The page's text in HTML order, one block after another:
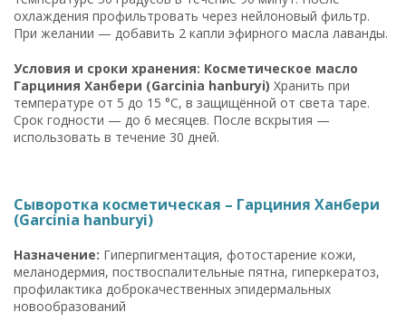
охлаждения профильтровать через нейлоновый фильтр.
При желании — добавить 2 капли эфирного масла лаванды.
Условия и сроки хранения: Косметическое масло
Гарциния Ханбери (Garcinia hanburyi) Хранить при
температуре от 5 до 15 °C, в защищённой от света таре.
Срок годности — до 6 месяцев. После вскрытия —
использовать в течение 30 дней.
Сыворотка косметическая – Гарциния Ханбери
(Garcinia hanburyi)
Назначение: Гиперпигментация, фотостарение кожи,
меланодермия, поствоспалительные пятна, гиперкератоз,
профилактика доброкачественных эпидермальных
новообразований